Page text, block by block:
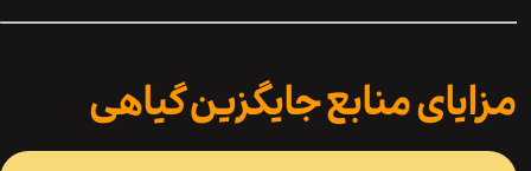
منابع جایگزین گیاهی